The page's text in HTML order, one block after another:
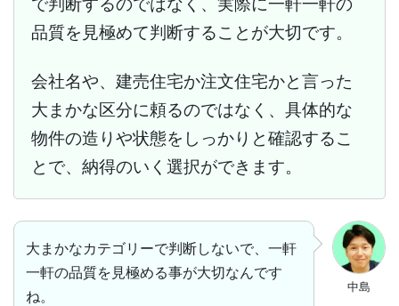
で判断するのではなく、実際に一軒一軒の
品質を見極めて判断することが大切です。
会社名や、建売住宅か注文住宅かと言った
大まかな区分に頼るのではなく、具体的な
物件の造りや状態をしっかりと確認するこ
とで、納得のいく選択ができます。
中島
大まかなカテゴリーで判断しないで、一軒
一軒の品質を見極める事が大切なんです
ね。